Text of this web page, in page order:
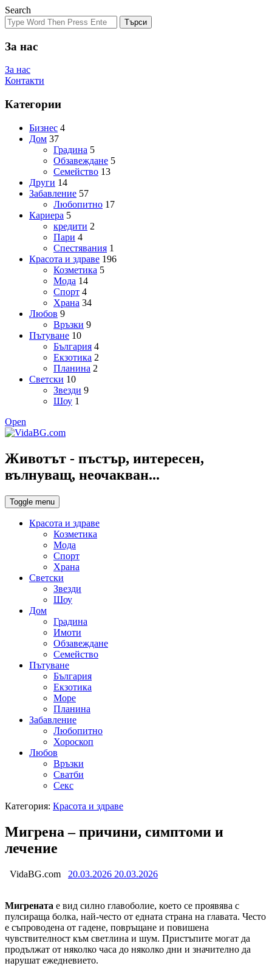
Search
Търси
За нас
За нас
Контакти
Категории
Бизнес 4
Дом 37
Градина 5
Обзавеждане 5
Семейство 13
Други 14
Забавление 57
Любопитно 17
Кариера 5
кредити 2
Пари 4
Спестявания 1
Красота и здраве 196
Козметика 5
Мода 14
Спорт 4
Храна 34
Любов 9
Връзки 9
Пътуване 10
България 4
Екзотика 2
Планина 2
Светски 10
Звезди 9
Шоу 1
Open
Животът - пъстър, интересен,
вълнуващ, неочакван...
Toggle menu
Красота и здраве
Козметика
Мода
Спорт
Храна
Светски
Звезди
Шоу
Дом
Градина
Имоти
Обзавеждане
Семейство
Пътуване
България
Екзотика
Море
Планина
Забавление
Любопитно
Хороскоп
Любов
Връзки
Сватби
Секс
Категория: Красота и здраве
Мигрена – причини, симптоми и
лечение
VidaBG.com 20.03.2026 20.03.2026
Мигрената е вид силно главоболие, което се проявява с
пулсираща болка, най-често от едната страна на главата. Често
е съпроводена от гадене, повръщане и повишена
чувствителност към светлина и шум. Пристъпите могат да
продължат от няколко часа до няколко дни и значително да
нарушат ежедневието.